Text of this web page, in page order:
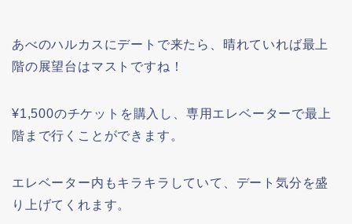
あべのハルカスにデートで来たら、晴れていれば最上
階の展望台はマストですね！
¥1,500のチケットを購入し、専用エレベーターで最上
階まで行くことができます。
エレベーター内もキラキラしていて、デート気分を盛
り上げてくれます。